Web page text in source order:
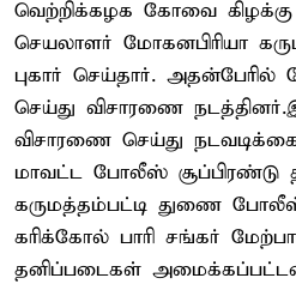
வெற்றிக்கழக கோவை
செயலாளர் மோகனபிரியா
புகார் செய்தார். அதன்பேரில்
செய்து விசாரணை
விசாரணை செய்து
மாவட்ட போலீஸ் சூப்பிரண்டு
கருமத்தம்பட்டி துணை போலீஸ்
கரிக்கோல் பாரி சங்கர்
தனிப்படைகள்